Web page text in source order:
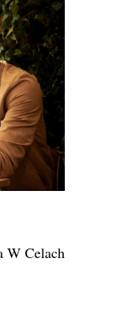
W Celach